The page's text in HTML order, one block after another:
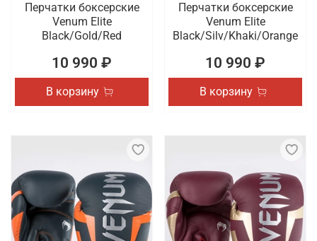
Перчатки боксерские
Venum Elite
Black/Gold/Red
10 990 ₽
В корзину
Перчатки боксерские
Venum Elite
Black/Silv/Khaki/Orange
10 990 ₽
В корзину